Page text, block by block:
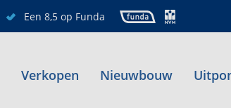
Een 8,5 op Funda
Verkopen Nieuwbouw